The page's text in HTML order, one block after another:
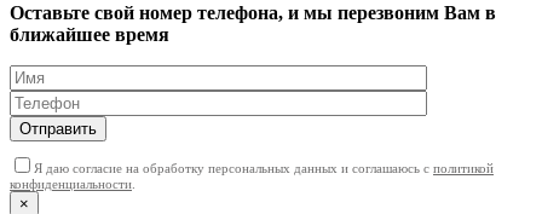
Оставьте свой номер телефона, и мы перезвоним Вам в
ближайшее время
Отправить
Я даю согласие на обработку персональных данных и соглашаюсь с политикой
конфиденциальности
×